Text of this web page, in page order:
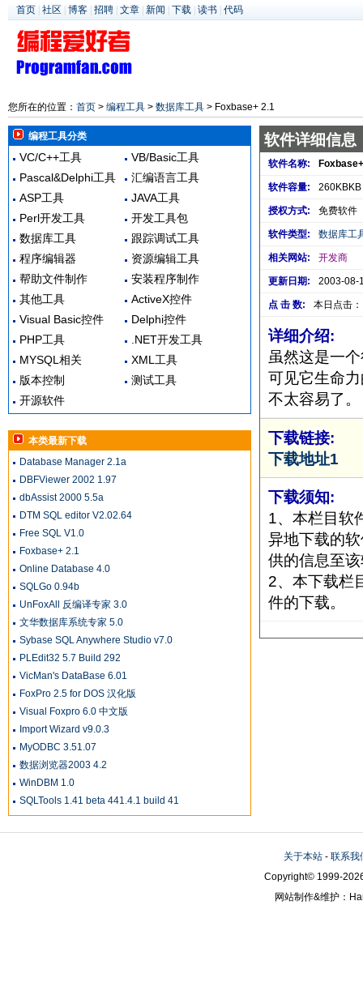
首页 社区 博客 招聘 文章 新闻 下载 读书 代码
您所在的位置： 首页 > 编程工具 > 数据库工具 > Foxbase+ 2.1
编程工具分类
VC/C++工具
VB/Basic工具
Pascal&Delphi工具
汇编语言工具
ASP工具
JAVA工具
Perl开发工具
开发工具包
数据库工具
跟踪调试工具
程序编辑器
资源编辑工具
帮助文件制作
安装程序制作
其他工具
ActiveX控件
Visual Basic控件
Delphi控件
PHP工具
.NET开发工具
MYSQL相关
XML工具
版本控制
测试工具
开源软件
本类最新下载
Database Manager 2.1a
DBFViewer 2002 1.97
dbAssist 2000 5.5a
DTM SQL editor V2.02.64
Free SQL V1.0
Foxbase+ 2.1
Online Database 4.0
SQLGo 0.94b
UnFoxAll 反编译专家 3.0
文华数据库系统专家 5.0
Sybase SQL Anywhere Studio v7.0
PLEdit32 5.7 Build 292
VicMan's DataBase 6.01
FoxPro 2.5 for DOS 汉化版
Visual Foxpro 6.0 中文版
Import Wizard v9.0.3
MyODBC 3.51.07
数据浏览器2003 4.2
WinDBM 1.0
SQLTools 1.41 beta 441.4.1 build 41
软件详细信息
软件名称:
软件容量: 260KBKB
授权方式: 免费软件
软件类型: 数据库工
相关网站: 开发商
更新日期: 2003-08-
点 击 数: 本日点击：
详细介绍:
虽然这是一
可见它生命
不太容易了。
下载链接:
下载地址1
下载须知:
1、本栏目软
异地下载的
供的信息至
2、本下载栏
件的下载。
关于本站 - 联系我
Copyright© 1999-
网站制作&维护：